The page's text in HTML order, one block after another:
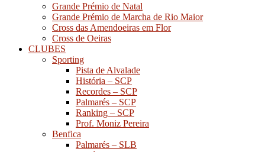
Grande Prémio de Natal
Grande Prémio de Marcha de Rio Maior
Cross das Amendoeiras em Flor
Cross de Oeiras
CLUBES
Sporting
Pista de Alvalade
História – SCP
Recordes – SCP
Palmarés – SCP
Ranking – SCP
Prof. Moniz Pereira
Benfica
Palmarés – SLB